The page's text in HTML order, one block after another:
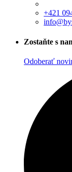
+421
Zostaňte s
Odoberať